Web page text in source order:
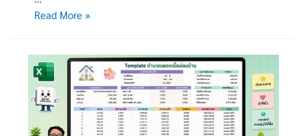
[Template
ดาวน์โหลด]
ปฎิ
ทิน
วัน
หยุด
Read More »